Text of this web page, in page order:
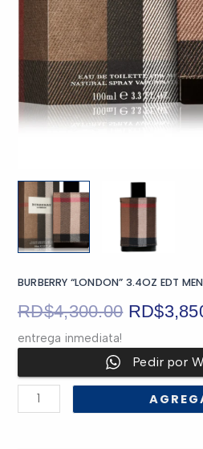
BURBERRY “LONDON” 3.4OZ EDT MEN
RD$4,300.00 El
precio
original
era:
RD$
entrega inmediata!
Pedir por
BURBERRY
“LONDON”
3.4OZ
cantidad